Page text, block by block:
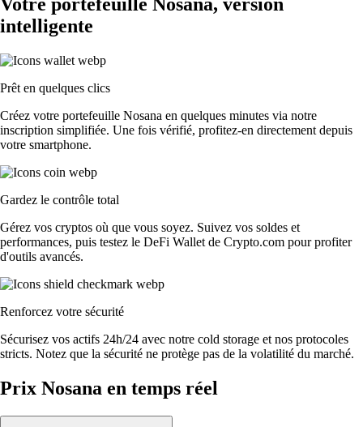
intelligente
Prêt en quelques clics
Créez votre portefeuille Nosana en quelques minutes via notre
inscription simplifiée. Une fois vérifié, profitez-en directement depuis
votre smartphone.
Gardez le contrôle total
Gérez vos cryptos où que vous soyez. Suivez vos soldes et
performances, puis testez le DeFi Wallet de Crypto.com pour profiter
d'outils avancés.
Renforcez votre sécurité
Sécurisez vos actifs 24h/24 avec notre cold storage et nos protocoles
stricts. Notez que la sécurité ne protège pas de la volatilité du marché.
Prix Nosana en temps réel